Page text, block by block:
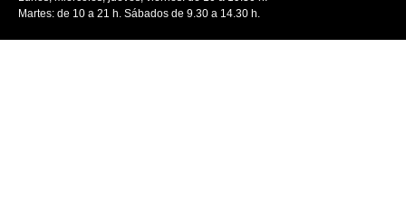
Martes: de 10 a 21 h. Sábados de 9.30 a 14.30 h.